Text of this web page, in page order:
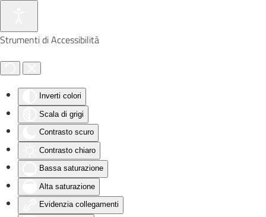
Strumenti di Accessibilità
Inverti colori
Scala di grigi
Contrasto scuro
Contrasto chiaro
Bassa saturazione
Alta saturazione
Evidenzia collegamenti
Skip to main content